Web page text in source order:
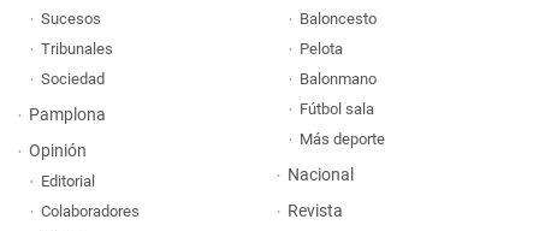
Sucesos
Tribunales
Sociedad
Pamplona
Opinión
Editorial
Colaboradores
Baloncesto
Pelota
Balonmano
Fútbol sala
Más deporte
Nacional
Revista